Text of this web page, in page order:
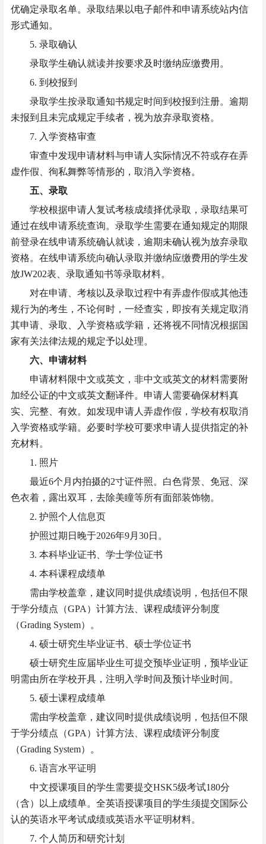
优确定录取名单。 录取结果以电子邮件和申请系统站内信
形式通知。
5. 录取确认
录取学生确认就读并按要求及时缴纳应缴费用。
6. 到校报到
录取学生按录取通知书规定时间到校报到注册。逾期
未报到且未完成规定手续者，视为放弃录取资格。
7. 入学资格审查
审查中发现申请材料与申请人实际情况不符或存在弄
虚作假、徇私舞弊等情形的，取消入学资格。
五、录取
学校根据申请人复试考核成绩择优录取，录取结果可
通过在线申请系统查询。录取学生需要在通知规定的期限
前登录在线申请系统确认就读，逾期未确认视为放弃录取
资格。在线申请系统向确认录取并缴纳应缴费用的学生发
放JW202表、录取通知书等录取材料。
对在申请、考核以及录取过程中有弄虚作假或其他违
规行为的考生，不论何时，一经查实，即按有关规定取消
其申请、录取、入学资格或学籍，还将视不同情况根据国
家有关法律法规的规定予以处理。
六、申请材料
申请材料限中文或英文，非中文或英文的材料需要附
加经公证的中文或英文翻译件。申请人需要确保材料真
实、完整、有效。如发现申请人弄虚作假，学校有权取消
入学资格或学籍。必要时学校可要求申请人提供指定的补
充材料。
1. 照片
最近6个月内拍摄的2寸证件照。白色背景、免冠、深
色衣着，露出双耳，去除美瞳等所有面部装饰物。
2. 护照个人信息页
护照过期日晚于2026年9月30日。
3. 本科毕业证书、学士学位证书
4. 本科课程成绩单
需由学校盖章，建议同时提供成绩说明，包括但不限
于学分绩点（GPA）计算方法、课程成绩评分制度
（Grading System）。
4. 硕士研究生毕业证书、硕士学位证书
硕士研究生应届毕业生可提交预毕业证明，预毕业证
明需由所在学校开具，注明入学时间及预计毕业时间。
5. 硕士课程成绩单
需由学校盖章，建议同时提供成绩说明，包括但不限
于学分绩点（GPA）计算方法、课程成绩评分制度
（Grading System）。
6. 语言水平证明
中文授课项目的学生需要提交HSK5级考试180分
（含）以上成绩单。全英语授课项目的学生须提交国际公
认的英语水平考试成绩或英语水平证明材料。
7. 个人简历和研究计划